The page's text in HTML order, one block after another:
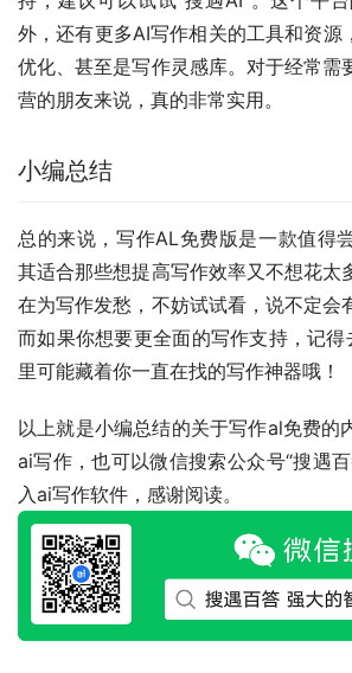
外，还有更多AI写作相关的工具和资源
优化、甚至是写作灵感库。对于经常需
营的朋友来说，真的非常实用。
小编总结
总的来说，写作AL免费版是一款值得
其适合那些想提高写作效率又不想花太
在为写作发愁，不妨试试看，说不定会
而如果你想要更全面的写作支持，记得
里可能藏着你一直在找的写作神器哦！
以上就是小编总结的关于写作al免费的
ai写作，也可以微信搜索公众号“搜遇
入ai写作软件，感谢阅读。